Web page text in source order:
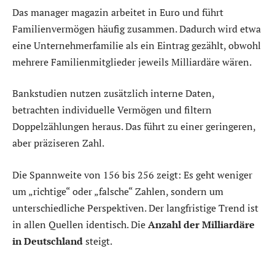
Das manager magazin arbeitet in Euro und führt
Familienvermögen häufig zusammen. Dadurch wird etwa
eine Unternehmerfamilie als ein Eintrag gezählt, obwohl
mehrere Familienmitglieder jeweils Milliardäre wären.
Bankstudien nutzen zusätzlich interne Daten,
betrachten individuelle Vermögen und filtern
Doppelzählungen heraus. Das führt zu einer geringeren,
aber präziseren Zahl.
Die Spannweite von 156 bis 256 zeigt: Es geht weniger
um „richtige“ oder „falsche“ Zahlen, sondern um
unterschiedliche Perspektiven. Der langfristige Trend ist
in allen Quellen identisch. DieAnzahl der Milliardäre
in Deutschlandsteigt.